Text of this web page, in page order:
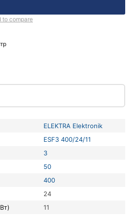
to compare
ELEKTRA Elektronik
ESF3 400/24/11
3
50
400
24
11